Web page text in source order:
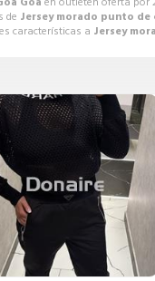
de Jersey morado punto de
características a Jersey